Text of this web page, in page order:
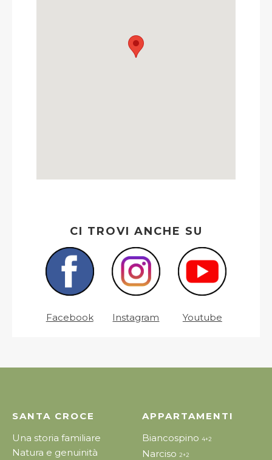
CI TROVI ANCHE SU
Facebook Instagram Youtube
SANTA CROCE
Una storia familiare
Natura e genuinità
APPARTAMENTI
Biancospino 4+2
Narciso 2+2